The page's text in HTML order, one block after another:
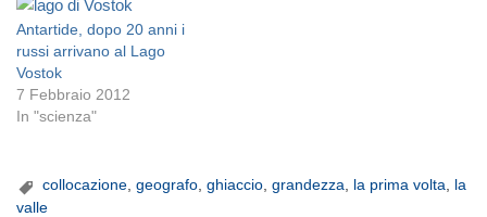
Antartide, dopo 20 anni i
russi arrivano al Lago
Vostok
7 Febbraio 2012
In "scienza"
collocazione,geografo,ghiaccio,grandezza, la prima volta, la
valle